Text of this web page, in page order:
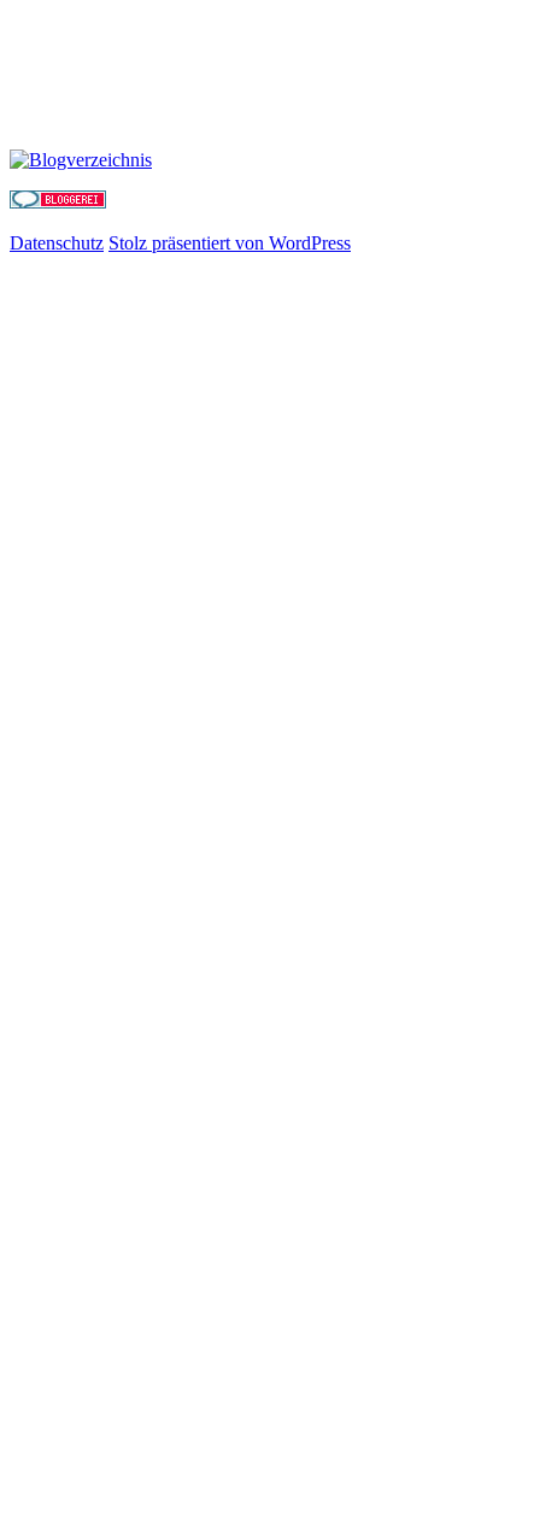
Datenschutz Stolz präsentiert von WordPress